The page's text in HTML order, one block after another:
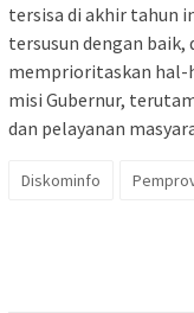
tersisa di akhir tahun
tersusun dengan
memprioritaskan hal-
misi Gubernur,
dan pelayanan
Diskominfo